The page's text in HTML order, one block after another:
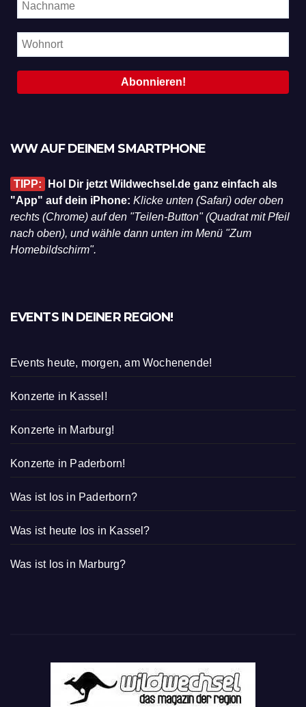
WW AUF DEINEM SMARTPHONE
TIPP:
Hol Dir jetzt Wildwechsel.de ganz einfach als
"App" auf dein iPhone: Klicke unten (Safari) oder oben
rechts (Chrome) auf den "Teilen-Button" (Quadrat mit Pfeil
nach oben), und wähle dann unten im Menü "Zum
Homebildschirm".
EVENTS IN DEINER REGION!
Events heute, morgen, am Wochenende!
Konzerte in Kassel!
Konzerte in Marburg!
Konzerte in Paderborn!
Was ist los in Paderborn?
Was ist heute los in Kassel?
Was ist los in Marburg?